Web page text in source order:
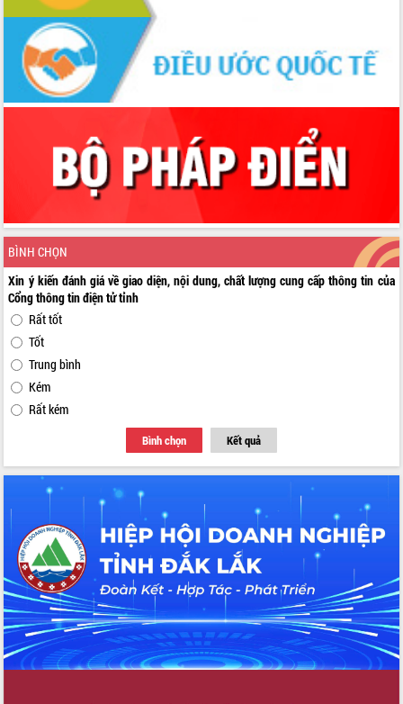
BÌNH CHỌN
Xin ý kiến đánh giá về giao diện, nội dung, chất lượng cung cấp thông tin của
Cổng thông tin điện tử tỉnh
Rất tốt
Tốt
Trung bình
Kém
Rất kém
Bình chọn Kết quả